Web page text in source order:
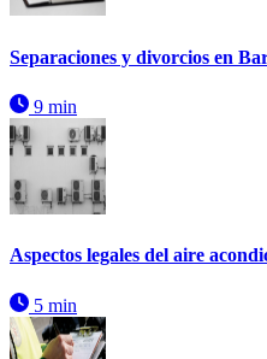
Separaciones y divorcios en
9 min
Aspectos legales del aire
5 min